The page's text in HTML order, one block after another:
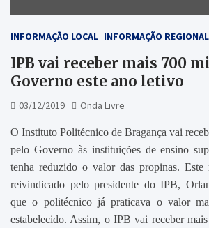
INFORMAÇÃO LOCAL INFORMAÇÃO REGIONAL
IPB vai receber mais 700
Governo este ano letivo
03/12/2019 Onda Livre
O Instituto Politécnico de Bragança vai
pelo Governo às instituições de ensino
tenha reduzido o valor das propinas.
reivindicado pelo presidente do IPB,
que o politécnico já praticava o valor
estabelecido. Assim, o IPB vai receber